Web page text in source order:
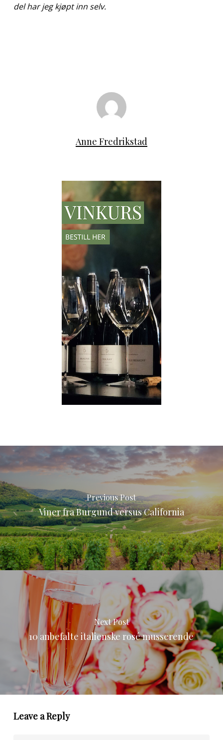
del har jeg kjøpt inn selv.
Anne Fredrikstad
Previous Post
Viner fra Burgund versus California
Next Post
10 anbefalte italienske rosé musserende
Leave a Reply